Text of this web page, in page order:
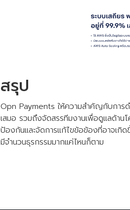
สรุป
Opn Payments ให้ความสำคัญกับการ
เสมอ รวมถึงจัดสรรทีมงานเพื่อดูแลด้านโ
ป้องกันและจัดการแก้ไขข้อข้องที่อาจเกิ
มีจำนวนธุรกรรมมากแค่ไหนก็ตาม